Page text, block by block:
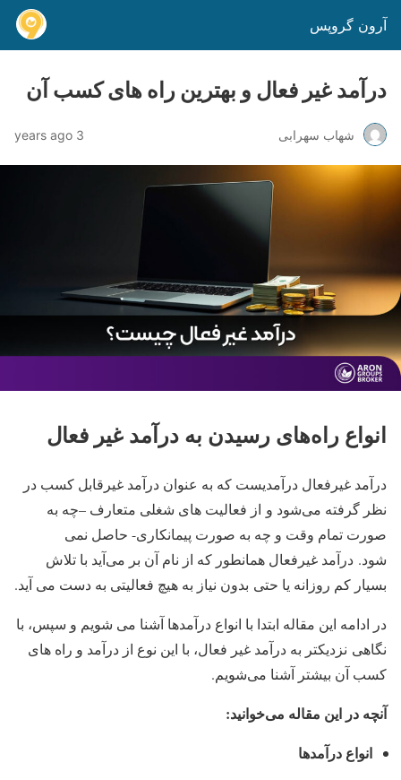
آرون گروپس
درآمد غیر فعال و بهترین راه های کسب آن
شهاب سهرابی 3 years ago
انواع راه‌های رسیدن به درآمد غیر فعال
درآمد غیرفعال درآمدیست که به عنوان درآمد غیرقابل کسب در
نظر گرفته می‌شود و از فعالیت های شغلی متعارف –چه به
صورت تمام وقت و چه به صورت پیمانکاری- حاصل نمی
شود. درآمد غیرفعال همانطور که از نام آن بر می‌آید با تلاش
بسیار کم روزانه یا حتی بدون نیاز به هیچ فعالیتی به دست می آید.
در ادامه این مقاله ابتدا با انواع درآمدها آشنا می شویم و سپس، با
نگاهی نزدیکتر به درآمد غیر فعال، با این نوع از درآمد و راه های
کسب آن بیشتر آشنا می‌شویم.
آنچه در این مقاله می‌خوانید:
انواع درآمدها